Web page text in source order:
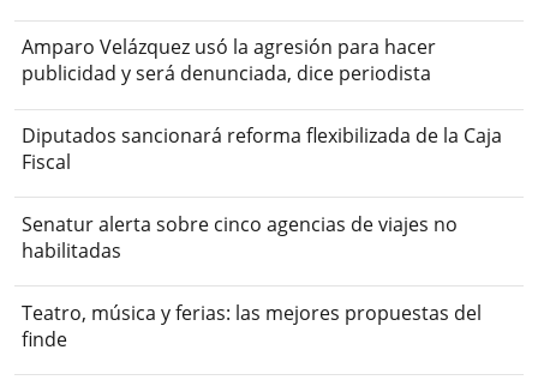
Amparo Velázquez usó la agresión para hacer
publicidad y será denunciada, dice periodista
Diputados sancionará reforma flexibilizada de la Caja
Fiscal
Senatur alerta sobre cinco agencias de viajes no
habilitadas
Teatro, música y ferias: las mejores propuestas del
finde